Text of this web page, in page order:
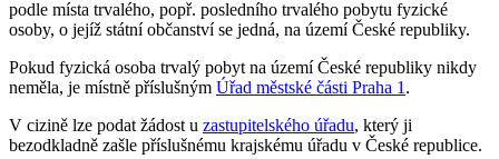
podle místa trvalého, popř. posledního trvalého pobytu fyzické
osoby, o jejíž státní občanství se jedná, na území České republiky.
Pokud fyzická osoba trvalý pobyt na území České republiky nikdy
neměla, je místně příslušným Úřad městské části Praha 1 .
V cizině lze podat žádost u zastupitelského úřadu, který ji
bezodkladně zašle příslušnému krajskému úřadu v České republice.